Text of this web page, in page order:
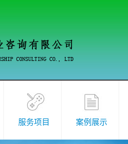
服务项目 案例展示